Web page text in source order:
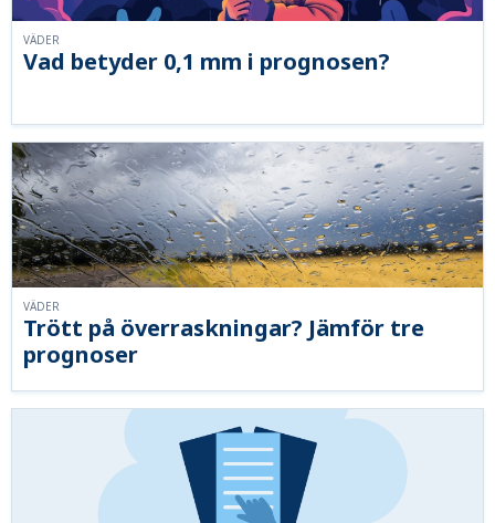
Vad betyder 0,1 mm i prognosen?
VÄDER
Trött på överraskningar? Jämför tre
prognoser
VÄDER